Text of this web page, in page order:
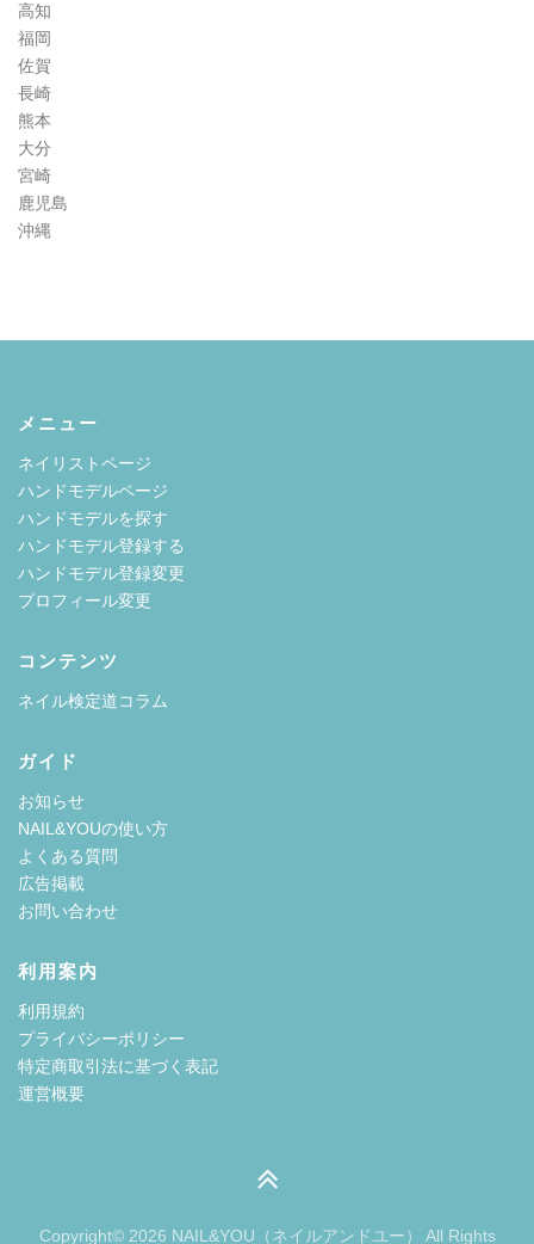
高知
福岡
佐賀
長崎
熊本
大分
宮崎
鹿児島
沖縄
メニュー
ネイリストページ
ハンドモデルページ
ハンドモデルを探す
ハンドモデル登録する
ハンドモデル登録変更
プロフィール変更
コンテンツ
ネイル検定道コラム
ガイド
お知らせ
NAIL&YOUの使い方
よくある質問
広告掲載
お問い合わせ
利用案内
利用規約
プライバシーポリシー
特定商取引法に基づく表記
運営概要
Copyright© 2026 NAIL&YOU（ネイルアンドユー） All Rights